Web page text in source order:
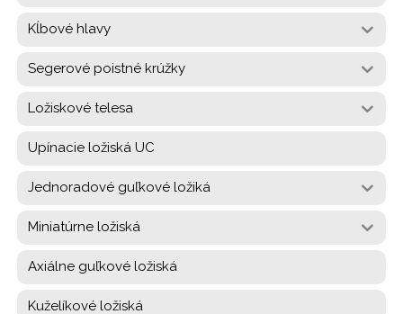
Kĺbové hlavy
Segerové poistné krúžky
Ložiskové telesa
Upínacie ložiská UC
Jednoradové guľkové ložiká
Miniatúrne ložiská
Axiálne guľkové ložiská
Kuželíkové ložiská